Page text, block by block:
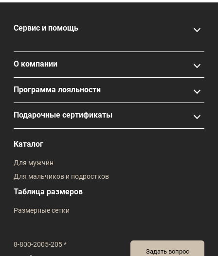
8-800-2005-205 *
Задать вопрос
Сервис и помощь
О компании
Программа лояльности
Подарочные сертификаты
Каталог
Для мужчин
Для мальчиков и подростков
Таблица размеров
Размерные сетки